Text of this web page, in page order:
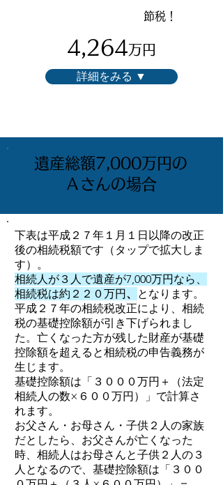
4,264 万円
節税！
詳細をみる ▼
遺産総額7,000万円の
Ａさんの場合
下表は平成２７年１月１日以降の改正
後の相続税額です（タップで拡大しま
す）。
相続人が３人で遺産が7,000万円なら、
相続税は約２２０万円、
となります。
平成２７年の相続税改正により、相続
税の基礎控除額が引き下げられまし
た。亡くなった方が残した財産が基礎
控除額を超えると相続税の申告義務が
生じます。
基礎控除額は「３０００万円＋（法定
相続人の数×６００万円）」で計算さ
れます。
お父さん・お母さん・子供２人の家族
だとしたら、お父さんが亡くなった
時、相続人はお母さんと子供２人の３
人となるので、基礎控除額は「３００